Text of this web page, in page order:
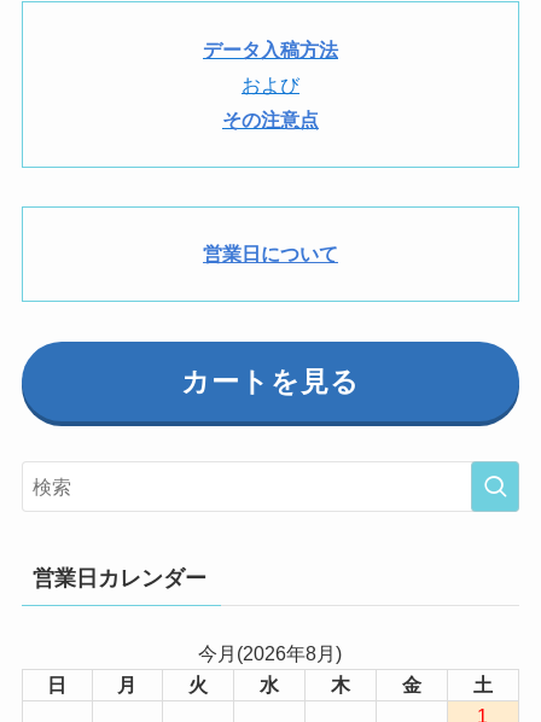
データ入稿方法
および
その注意点
営業日について
カートを見る
営業日カレンダー
今月(2026年8月)
日
月 火 水 木 金
土
1